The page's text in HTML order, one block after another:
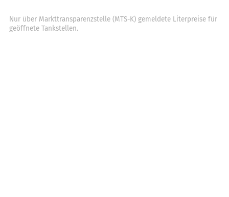
Nur über Markttransparenzstelle (MTS-K) gemeldete Literpreise für
geöffnete Tankstellen.